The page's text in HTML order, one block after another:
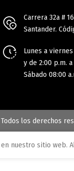
Carrera 32a #
Santander.
Lunes a viernes
y de 2:00 p.m.
Sábado 08:00
los derechos
nuestro sitio web.